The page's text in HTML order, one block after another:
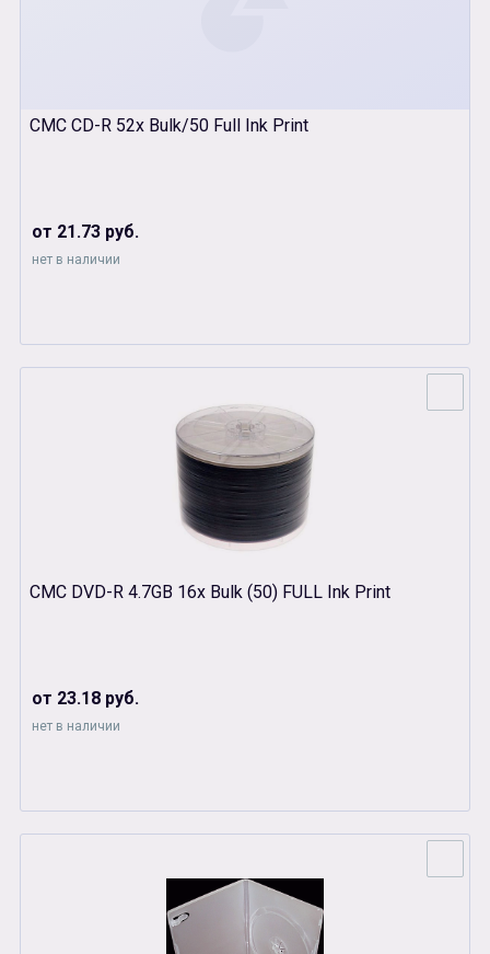
СМС CD-R 52x Bulk/50 Full Ink Print
от 21.73 руб.
нет в наличии
СМС DVD-R 4.7GB 16x Bulk (50) FULL Ink Print
от 23.18 руб.
нет в наличии